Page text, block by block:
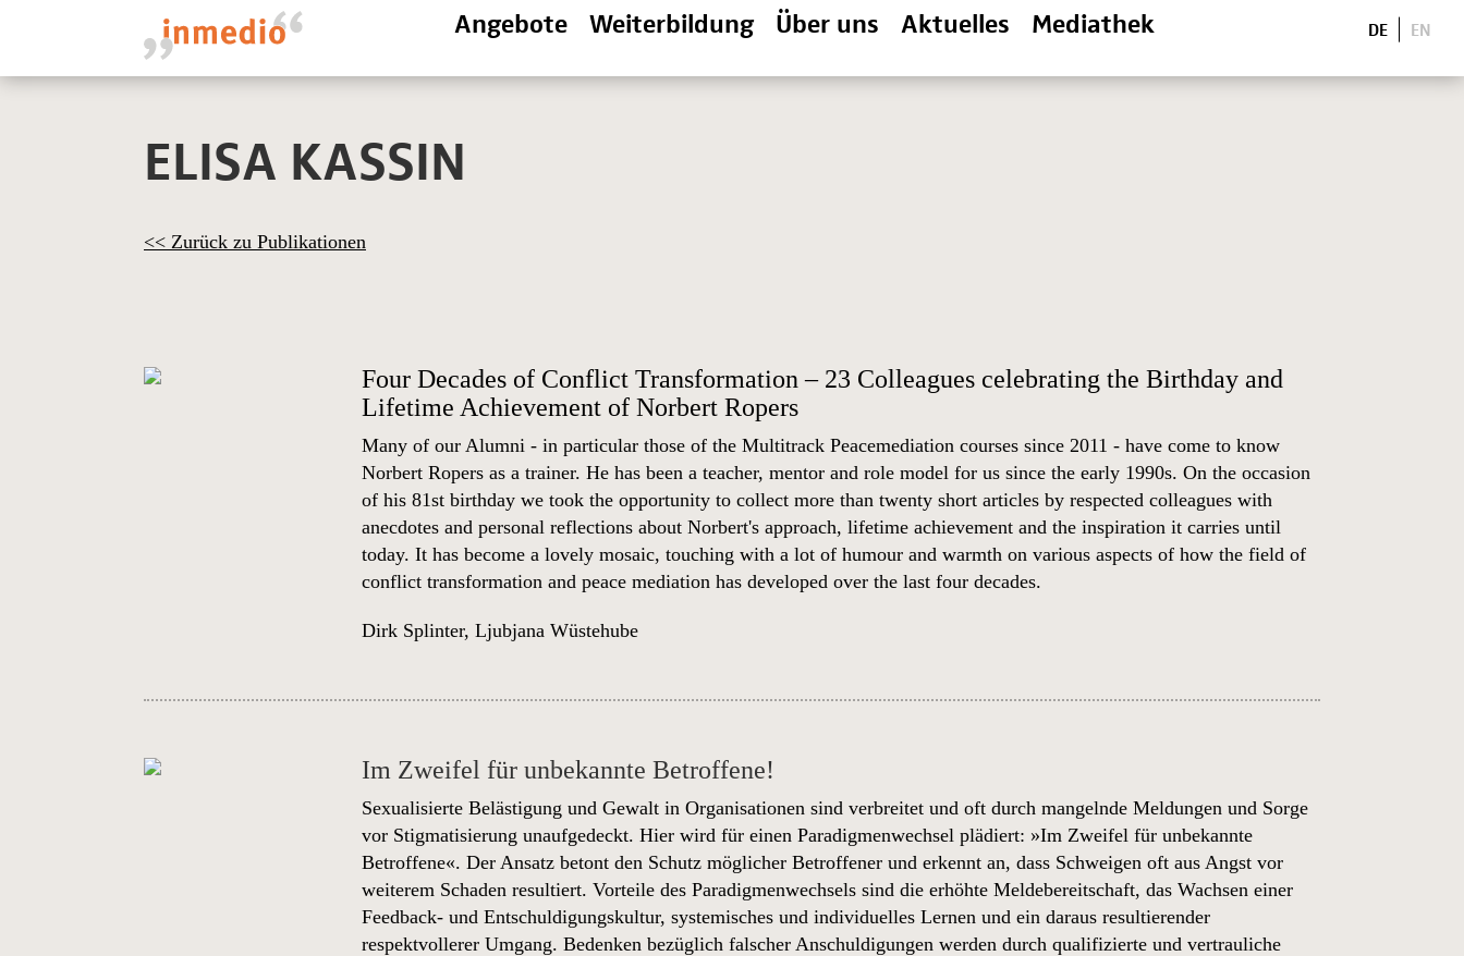
Angebote Weiterbildung Über uns Aktuelles Mediathek DE EN
ELISA KASSIN
<< Zurück zu Publikationen
Four Decades of Conflict Transformation – 23 Colleagues celebrating the Birthday and
Lifetime Achievement of Norbert Ropers
Many of our Alumni - in particular those of the Multitrack Peacemediation courses since 2011 - have come to know
Norbert Ropers as a trainer. He has been a teacher, mentor and role model for us since the early 1990s. On the occasion
of his 81st birthday we took the opportunity to collect more than twenty short articles by respected colleagues with
anecdotes and personal reflections about Norbert's approach, lifetime achievement and the inspiration it carries until
today. It has become a lovely mosaic, touching with a lot of humour and warmth on various aspects of how the field of
conflict transformation and peace mediation has developed over the last four decades.
Dirk Splinter, Ljubjana Wüstehube
Im Zweifel für unbekannte Betroffene!
Sexualisierte Belästigung und Gewalt in Organisationen sind verbreitet und oft durch mangelnde Meldungen und Sorge
vor Stigmatisierung unaufgedeckt. Hier wird für einen Paradigmenwechsel plädiert: »Im Zweifel für unbekannte
Betroffene«. Der Ansatz betont den Schutz möglicher Betroffener und erkennt an, dass Schweigen oft aus Angst vor
weiterem Schaden resultiert. Vorteile des Paradigmenwechsels sind die erhöhte Meldebereitschaft, das Wachsen einer
Feedback- und Entschuldigungskultur, systemisches und individuelles Lernen und ein daraus resultierender
respektvollerer Umgang. Bedenken bezüglich falscher Anschuldigungen werden durch qualifizierte und vertrauliche